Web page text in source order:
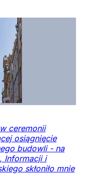
ceremonii
osiągnięcie
budowli - na
Informacji i
skłoniło mnie